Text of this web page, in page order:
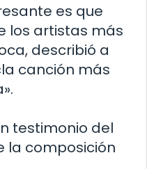
es que
los artistas más
describió a
canción más
testimonio del
la composición